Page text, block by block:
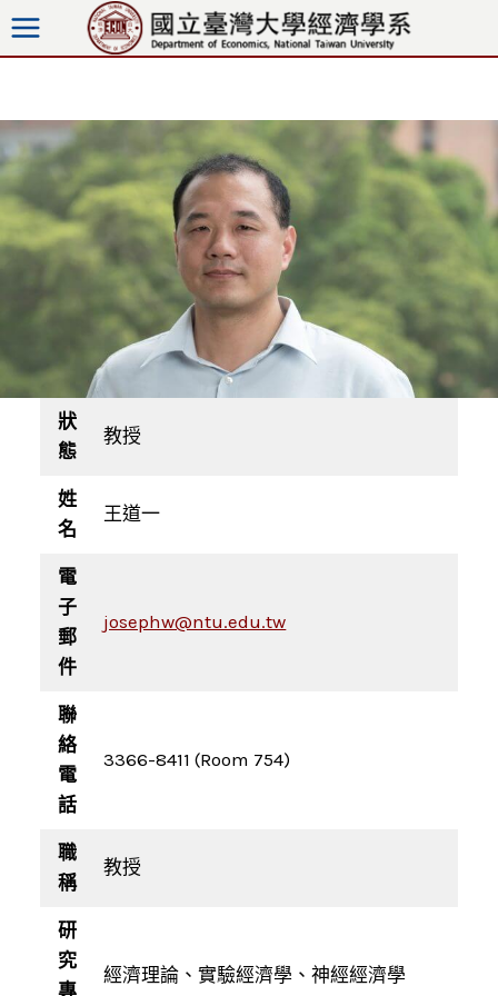
跳
至
狀
態
教授
姓
名
王道一
電
子
郵
件
josephw@ntu.edu.tw
聯
絡
電
話
3366-8411 (Room 754)
職
稱
教授
研
究
專
經濟理論、實驗經濟學、神經經濟學